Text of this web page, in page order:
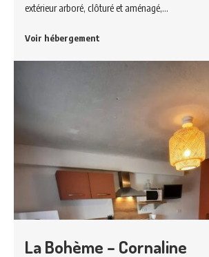
extérieur arboré, clôturé et aménagé,…
Voir hébergement
La Bohème – Cornaline